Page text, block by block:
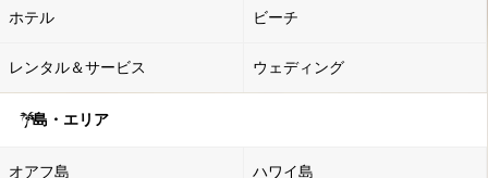
ホテル ビーチ
レンタル＆サービス ウェディング
島・エリア
オアフ島 ハワイ島